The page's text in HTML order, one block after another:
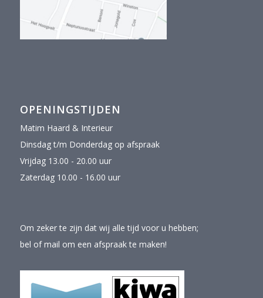
OPENINGSTIJDEN
Matim Haard & Interieur
Dinsdag t/m Donderdag op afspraak
Vrijdag 13.00 - 20.00 uur
Zaterdag 10.00 - 16.00 uur
Om zeker te zijn dat wij alle tijd voor u hebben;
bel of mail om een afspraak te maken!